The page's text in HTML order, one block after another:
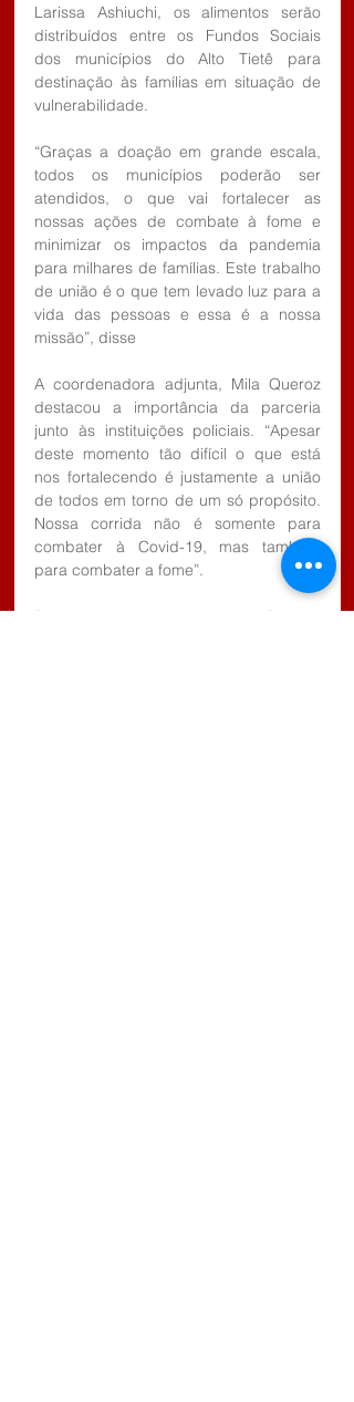
Larissa Ashiuchi, os alimentos serão
distribuídos entre os Fundos Sociais
dos municípios do Alto Tietê para
destinação às famílias em situação de
vulnerabilidade.
“Graças a doação em grande escala,
todos os municípios poderão ser
atendidos, o que vai fortalecer as
nossas ações de combate à fome e
minimizar os impactos da pandemia
para milhares de famílias. Este trabalho
de união é o que tem levado luz para a
vida das pessoas e essa é a nossa
missão”, disse
A coordenadora adjunta, Mila Queroz
destacou a importância da parceria
junto às instituições policiais. “Apesar
deste momento tão difícil o que está
nos fortalecendo é justamente a união
de todos em torno de um só propósito.
Nossa corrida não é somente para
combater à Covid-19, mas também
para combater a fome”.